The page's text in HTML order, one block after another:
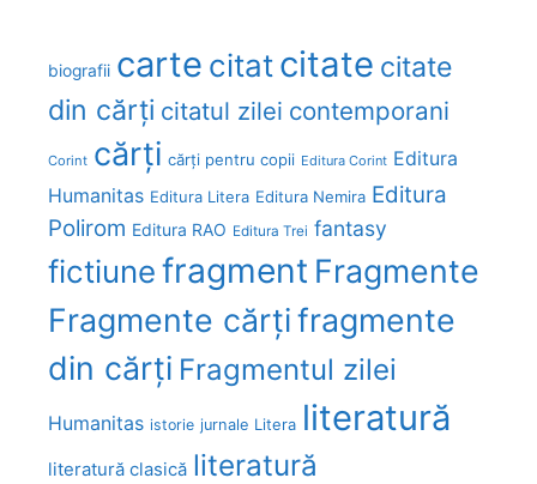
biografii carte citatcitate citate
din cărți citatul zilei contemporani
Corint cărți cărți pentru copii Editura Corint Editura
Humanitas Editura Litera Editura Nemira Editura
Polirom Editura RAO Editura Trei fantasy
fictiunefragment Fragmente
Fragmente cărțifragmente
din cărți Fragmentul zilei
Humanitas istorie jurnale Litera literatură
literatură clasică literatură